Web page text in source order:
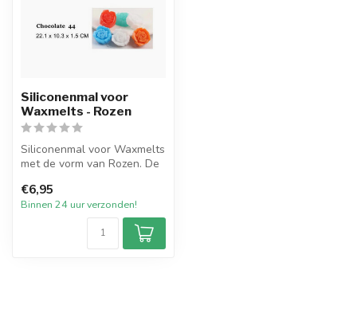
Siliconenmal voor
Waxmelts - Rozen
Siliconenmal voor Waxmelts
met de vorm van Rozen. De
€6,95
Binnen 24 uur verzonden!